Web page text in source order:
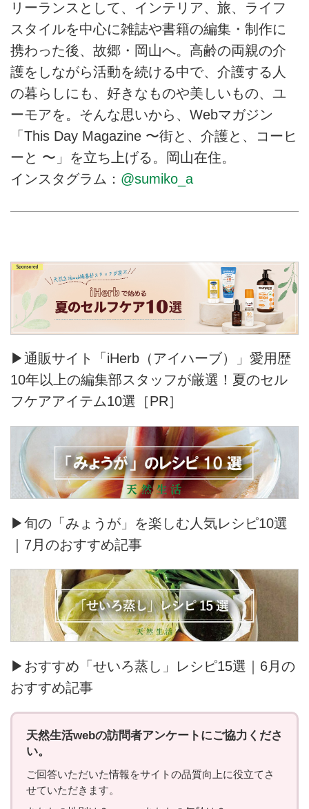
リーランスとして、インテリア、旅、ライフ
スタイルを中心に雑誌や書籍の編集・制作に
携わった後、故郷・岡山へ。高齢の両親の介
護をしながら活動を続ける中で、介護する人
の暮らしにも、好きなものや美しいもの、ユ
ーモアを。そんな思いから、Webマガジン
「This Day Magazine 〜街と、介護と、コーヒ
ーと 〜」を立ち上げる。岡山在住。
インスタグラム： @sumiko_a
▶通販サイト「iHerb（アイハーブ）」愛用歴
10年以上の編集部スタッフが厳選！夏のセル
フケアアイテム10選［PR］
▶旬の「みょうが」を楽しむ人気レシピ10選
｜7月のおすすめ記事
▶おすすめ「せいろ蒸し」レシピ15選｜6月の
おすすめ記事